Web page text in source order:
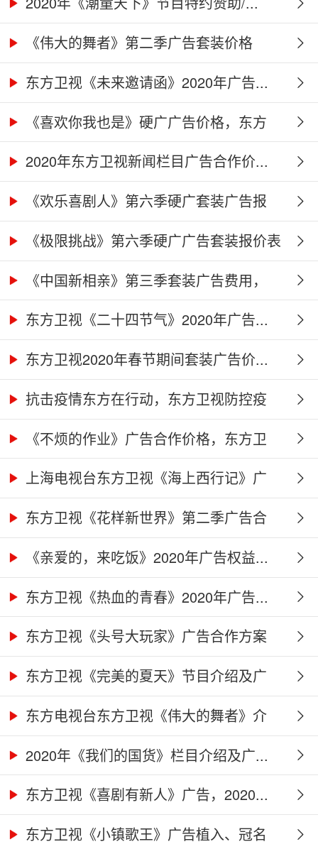
《伟大的舞者》第二季广告套装价格
（硬...
东方卫视《未来邀请函》2020年广告...
《喜欢你我也是》硬广广告价格，东方
卫...2020年东方卫视新闻栏目广告合作价...
《欢乐喜剧人》第六季硬广套装广告报
价...《极限挑战》第六季硬广广告套装报价表
《中国新相亲》第三季套装广告费用，
东...东方卫视《二十四节气》2020年广告...
东方卫视2020年春节期间套装广告价...
抗击疫情东方在行动，东方卫视防控疫
情...《不烦的作业》广告合作价格，东方卫
视...上海电视台东方卫视《海上西行记》广
告...东方卫视《花样新世界》第二季广告合
作...《亲爱的，来吃饭》2020年广告权益...
东方卫视《热血的青春》2020年广告...
东方卫视《头号大玩家》广告合作方案
东方卫视《完美的夏天》节目介绍及广
告...东方电视台东方卫视《伟大的舞者》介
绍...2020年《我们的国货》栏目介绍及广...
东方卫视《喜剧有新人》广告，2020...
东方卫视《小镇歌王》广告植入、冠名